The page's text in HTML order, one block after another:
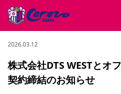
試合・チーム
試合について
観戦する
2026.03.12
株式会社DTS WESTとオ
契約締結のお知らせ